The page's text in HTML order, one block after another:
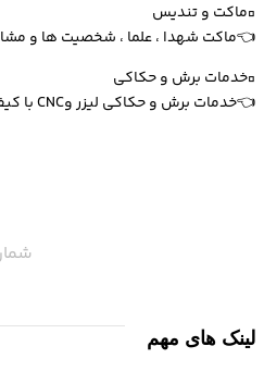
▫️ماکت و تندیس
👈ماکت شهدا ، علما ، شخصیت ها و
▫️خدمات برش و حکاکی
👈خدمات برش و حکاکی لیزر وCNC با کیفیت و دقت بالا
لینک های مهم